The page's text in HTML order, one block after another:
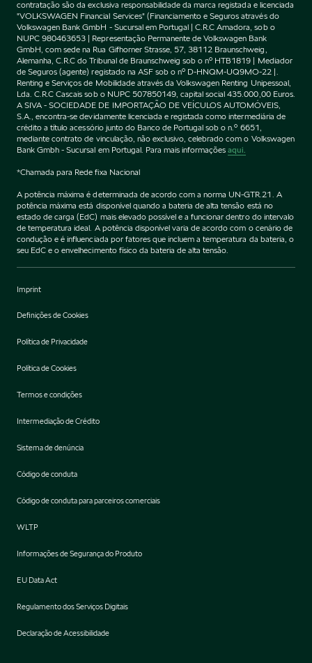
contratação são da exclusiva responsabilidade da marca registada e licenciada
"VOLKSWAGEN Financial Services" (Financiamento e Seguros através do
Volkswagen Bank GmbH - Sucursal em Portugal | C.R.C Amadora, sob o
NUPC 980463653 | Representação Permanente de Volkswagen Bank
GmbH, com sede na Rua Gifhorner Strasse, 57, 38112 Braunschweig,
Alemanha, C.R.C do Tribunal de Braunschweig sob o nº HTB1819 | Mediador
de Seguros (agente) registado na ASF sob o nº D-HNQM-UQ9MO-22 |.
Renting e Serviços de Mobilidade através da Volkswagen Renting Unipessoal,
Lda. C.R.C Cascais sob o NUPC 507850149, capital social 435.000,00 Euros.
A SIVA - SOCIEDADE DE IMPORTAÇÃO DE VEÍCULOS AUTOMÓVEIS,
S.A., encontra-se devidamente licenciada e registada como intermediária de
crédito a título acessório junto do Banco de Portugal sob o n.º 6651,
mediante contrato de vinculação, não exclusivo, celebrado com o Volkswagen
Bank Gmbh - Sucursal em Portugal. Para mais informaçõesaqui.
*Chamada para Rede fixa Nacional
A potência máxima é determinada de acordo com a norma UN-GTR.21. A
potência máxima está disponível quando a bateria de alta tensão está no
estado de carga (EdC) mais elevado possível e a funcionar dentro do intervalo
de temperatura ideal. A potência disponível varia de acordo com o cenário de
condução e é influenciada por fatores que incluem a temperatura da bateria, o
seu EdC e o envelhecimento físico da bateria de alta tensão.
Imprint
Definições de Cookies
Política de Privacidade
Política de Cookies
Termos e condições
Intermediação de Crédito
Sistema de denúncia
Código de conduta
Código de conduta para parceiros comerciais
WLTP
Informações de Segurança do Produto
EU Data Act
Regulamento dos Serviços Digitais
Declaração de Acessibilidade